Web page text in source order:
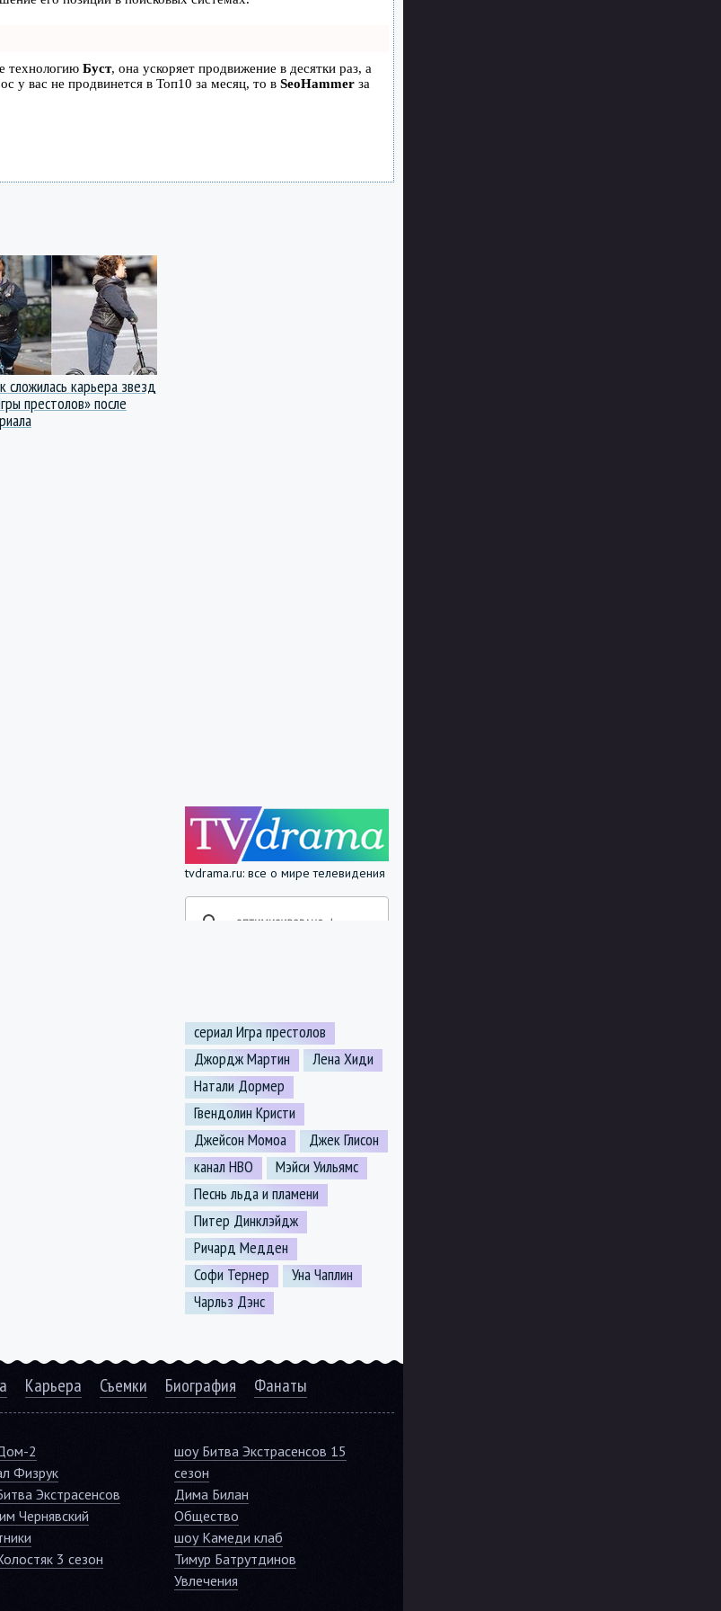
технологию Буст, она ускоряет продвижение в десятки раз, а
у вас не продвинется в Топ10 за месяц, то в SeoHammer за
сложилась карьера звезд
престолов» после
tvdrama.ru: все о мире телевидения
сериал Игра престолов
Джордж Мартин
Лена Хиди
Натали Дормер
Гвендолин Кристи
Джейсон Момоа
Джек Глисон
канал HBO
Мэйси Уильямс
Песнь льда и пламени
Питер Динклэйдж
Ричард Медден
Софи Тернер
Уна Чаплин
Чарльз Дэнс
Карьера Съемки Биография Фанаты
2
Физрук
Экстрасенсов
Чернявский
3 сезон
шоу Битва Экстрасенсов 15
сезон
Дима Билан
Общество
шоу Камеди клаб
Тимур Батрутдинов
Увлечения